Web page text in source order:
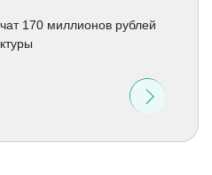
170 миллионов рублей